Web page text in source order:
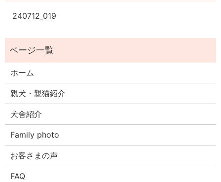
240712_019
ホーム
親犬・親猫紹介
犬舎紹介
Family photo
お客さまの声
FAQ